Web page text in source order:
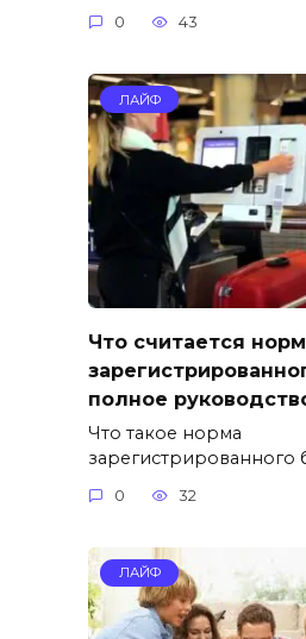
0 43
ЛАЙФ
Что считается
полное
Что такое норма
зарегистрированного
0 32
ЛАЙФ